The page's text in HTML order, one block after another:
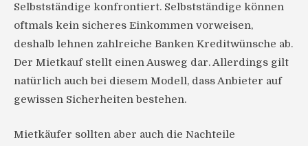
Selbstständige konfrontiert. Selbstständige können
oftmals kein sicheres Einkommen vorweisen,
deshalb lehnen zahlreiche Banken Kreditwünsche ab.
Der Mietkauf stellt einen Ausweg dar. Allerdings gilt
natürlich auch bei diesem Modell, dass Anbieter auf
gewissen Sicherheiten bestehen.
Mietkäufer sollten aber auch die Nachteile